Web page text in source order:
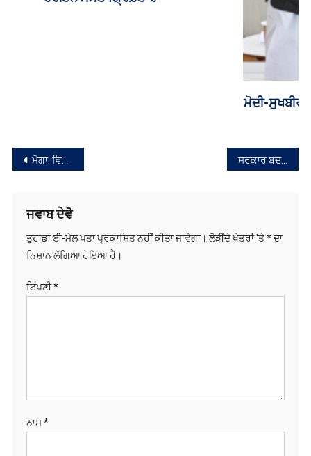
ਮੋਦੀ-ਸੁਖਬੀਰ ਮੁਲਾਕਾਤ ਤੋਂ ਬਾਅਦ ਨਿਤਿਨ ਨਬੀਨ ਨੇ ਪੰਜਾਬ ਭਾਜਪਾ
ਸੰਪਾਦਨਾ
ਮੋਗਾ: ਵਿਅਕਤੀ 50 ਲੱਖ ਰੁਪਏ ਦਾ ਸੋਨਾ ਲੈ ਕੇ ਫਰਾਰ ਸਰਕਾਰ ਬਦਲਦੇ ਹੀ ਭਾਰਤ ਨੂੰ ਮਿਲਣਗੇ ਨਵੇਂ ਸੈਨਾ, ਹਵਾਈ ਸੈਨਾ ਅਤੇ ਜਲ ਸੈਨਾ ਦੇ ਮੁਖੀ
ਜਵਾਬ ਦੇਵੋ
ਤੁਹਾਡਾ ਈ-ਮੇਲ ਪਤਾ ਪ੍ਰਕਾਸ਼ਿਤ ਨਹੀਂ ਕੀਤਾ ਜਾਵੇਗਾ। ਲੋੜੀਂਦੇ ਖੇਤਰਾਂ 'ਤੇ*ਦਾ
ਨਿਸ਼ਾਨ ਲੱਗਿਆ ਹੋਇਆ ਹੈ।
ਟਿੱਪਣੀ*
ਨਾਮ*